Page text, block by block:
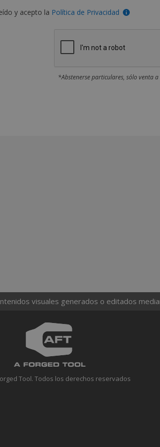
y acepto la Política de Privacidad
*Abstenerse particulares, sólo venta
visuales generados o editados
Tool. Todos los derechos reservados